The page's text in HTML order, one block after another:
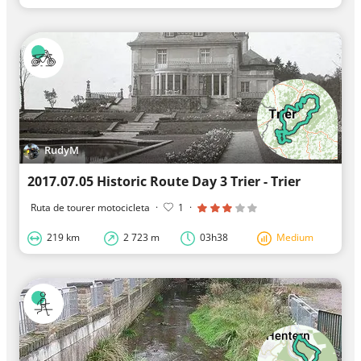
RudyM
2017.07.05 Historic Route Day 3 Trier - Trier
Ruta de tourer motocicleta · 1 ·
219 km 2 723 m 03h38 Medium